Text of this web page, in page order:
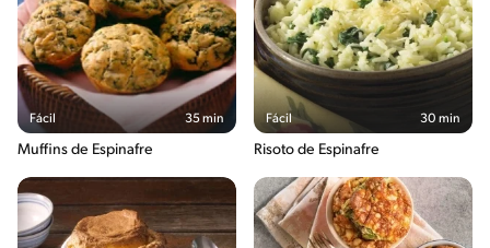
Fácil 35 min
Muffins de Espinafre
Fácil 30 min
Risoto de Espinafre